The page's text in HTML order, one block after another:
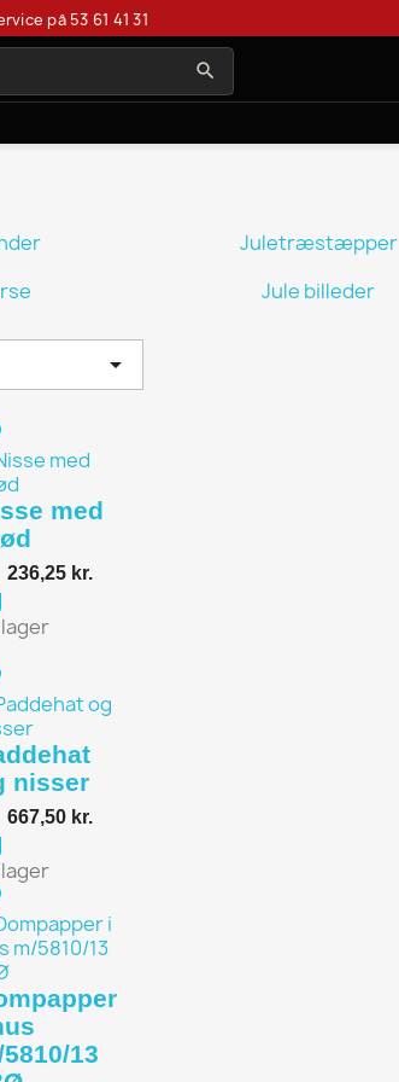
på 53 61 41 31
search
Juletræstæpper
Jule billeder

med
236,25 kr.
lager
nisser
667,50 kr.
lager
13